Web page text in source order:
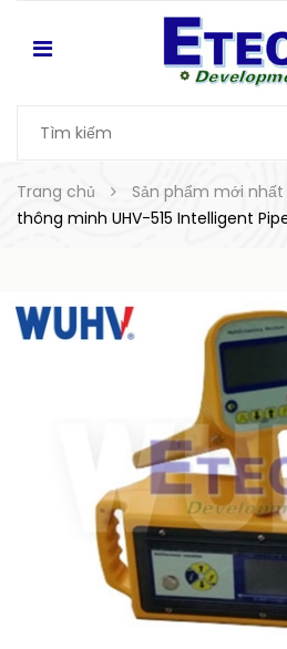
Trang chủ Sản phẩm mới nhất
thông minh UHV-515 Intelligent